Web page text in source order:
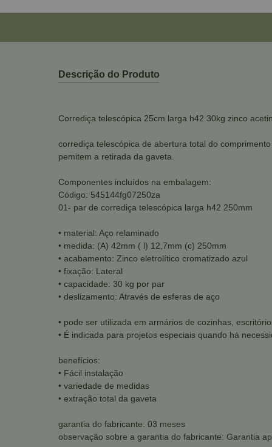
Descrição do Produto
Corrediça telescópica 25cm larga h42 30kg zinco
corrediça telescópica de abertura total do
pemitem a retirada da gaveta.
Componentes incluídos na embalagem:
Código: 545144fg07250za
01- par de corrediça telescópica larga h42 250mm
• material: Aço relaminado
• medida: (A) 42mm ( l) 12,7mm (c) 250mm
• acabamento: Zinco eletrolítico cromatizado azul
• fixação: Lateral
• capacidade: 30 kg por par
• deslizamento: Através de esferas de aço
• pode ser utilizada em armários de cozinhas,
• É indicada para projetos especiais quando há
benefícios:
• Fácil instalação
• variedade de medidas
• extração total da gaveta
garantia do fabricante: 03 meses
observação sobre a garantia do fabricante: Garantia